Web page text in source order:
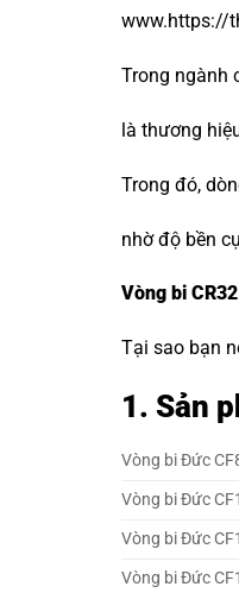
www.https://
Trong ngành
là thương
Trong đó,
nhờ độ bền
Vòng bi
Tại sao bạn
1. Sản
Vòng bi Đức
Vòng bi Đức
Vòng bi Đức
Vòng bi Đức